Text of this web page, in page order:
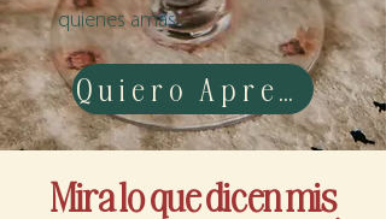
quienes amas.
Quiero Aprender
Mira lo que dicen mis